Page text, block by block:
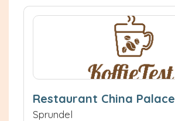
Restaurant China Palace
Sprundel